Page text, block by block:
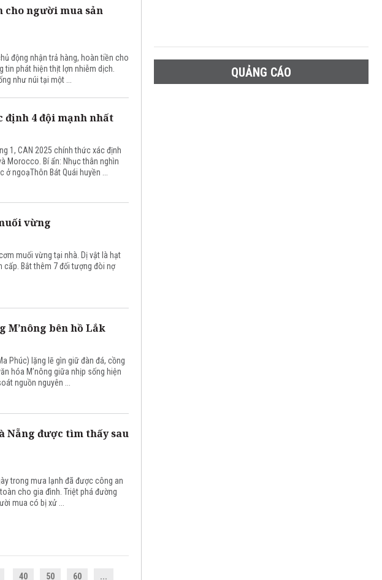
cho người mua sản
động nhận trả hàng, hoàn tiền cho
tin phát hiện thịt lợn nhiễm dịch.
như núi tại một ...
định 4 đội mạnh nhất
1, CAN 2025 chính thức xác định
Morocco. Bí ẩn: Nhục thân nghìn
ngoạThôn Bát Quái huyền ...
vừng
muối vừng tại nhà. Dị vật là hạt
cấp. Bắt thêm 7 đối tượng đòi nợ
bên hồ Lắk
Phúc) lặng lẽ gìn giữ đàn đá, cồng
hóa M’nông giữa nhịp sống hiện
nguồn nguyên ...
Nẵng được tìm thấy sau
trong mưa lạnh đã được công an
cho gia đình. Triệt phá đường
mua có bị xử ...
40 50 60 ...
QUẢNG CÁO